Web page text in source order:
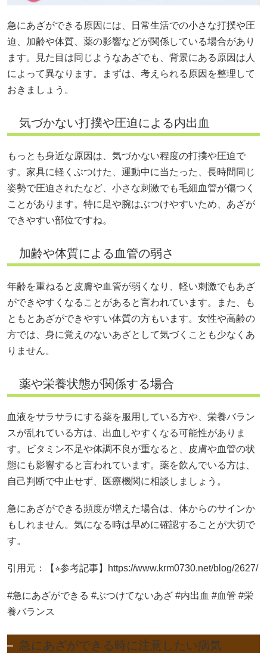
急にあざができる原因には、日常生活での小さな打撲や圧
迫、加齢や体質、薬の影響などが関係している場合があり
ます。見た目は同じようなあざでも、背景にある原因は人
によって異なります。まずは、考えられる原因を整理して
おきましょう。
気づかない打撲や圧迫による内出血
もっとも身近な原因は、気づかない程度の打撲や圧迫で
す。家具に軽くぶつけた、運動中に当たった、長時間同じ
姿勢で圧迫されたなど、小さな刺激でも毛細血管が傷つく
ことがあります。特に足や腕はぶつけやすいため、あざが
できやすい部位ですね。
加齢や体質による血管の弱さ
年齢を重ねると皮膚や血管が弱くなり、軽い刺激でもあざ
ができやすくなることがあると言われています。また、も
ともとあざができやすい体質の方もいます。女性や高齢の
方では、身に覚えのないあざとして気づくことも少なくあ
りません。
薬や栄養状態が関係する場合
血液をサラサラにする薬を服用している方や、栄養バラン
スが乱れている方は、出血しやすくなる可能性がありま
す。ビタミン不足や体調不良が重なると、皮膚や血管の状
態にも影響すると言われています。薬を飲んでいる方は、
自己判断で中止せず、医療機関に相談しましょう。
急にあざができる頻度が増えた場合は、体からのサインか
もしれません。気になる時は早めに確認することが大切で
す。
引用元：【⭐︎参考記事】https://www.krm0730.net/blog/2627/
#急にあざができる #ぶつけてないあざ #内出血 #血管 #栄
養バランス
急にあざができる時に注意したい病気